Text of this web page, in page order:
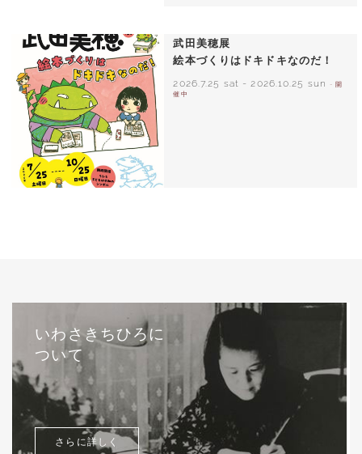
武田美穂展
絵本づくりはドキドキなのだ！
2026.7.25 sat -2026.10.25 sun
- 開
催中
いわさきちひろに
ついて
さらに詳しく